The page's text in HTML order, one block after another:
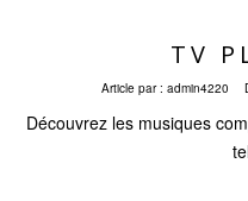
TV
Article par : admin4220
Découvrez les musiques